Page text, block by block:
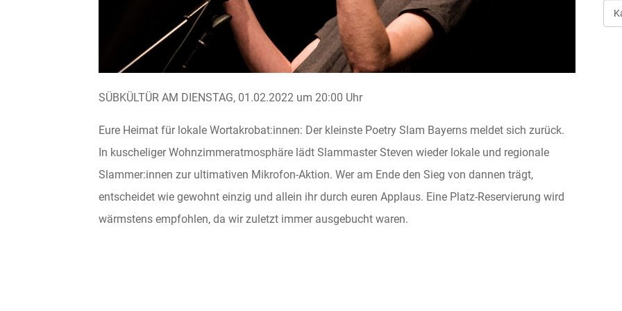
SÜBKÜLTÜR AM DIENSTAG, 01.02.2022 um 20:00 Uhr
Eure Heimat für lokale Wortakrobat:innen: Der kleinste Poetry Slam Bayerns meldet sich zurück.
In kuscheliger Wohnzimmeratmosphäre lädt Slammaster Steven wieder lokale und regionale
Slammer:innen zur ultimativen Mikrofon-Aktion. Wer am Ende den Sieg von dannen trägt,
entscheidet wie gewohnt einzig und allein ihr durch euren Applaus. Eine Platz-Reservierung wird
wärmstens empfohlen, da wir zuletzt immer ausgebucht waren.
Art
der